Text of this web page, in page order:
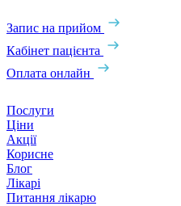
Запис на прийом
Кабінет пацієнта
Оплата онлайн
Послуги
Ціни
Акції
Корисне
Блог
Лікарі
Питання лікарю